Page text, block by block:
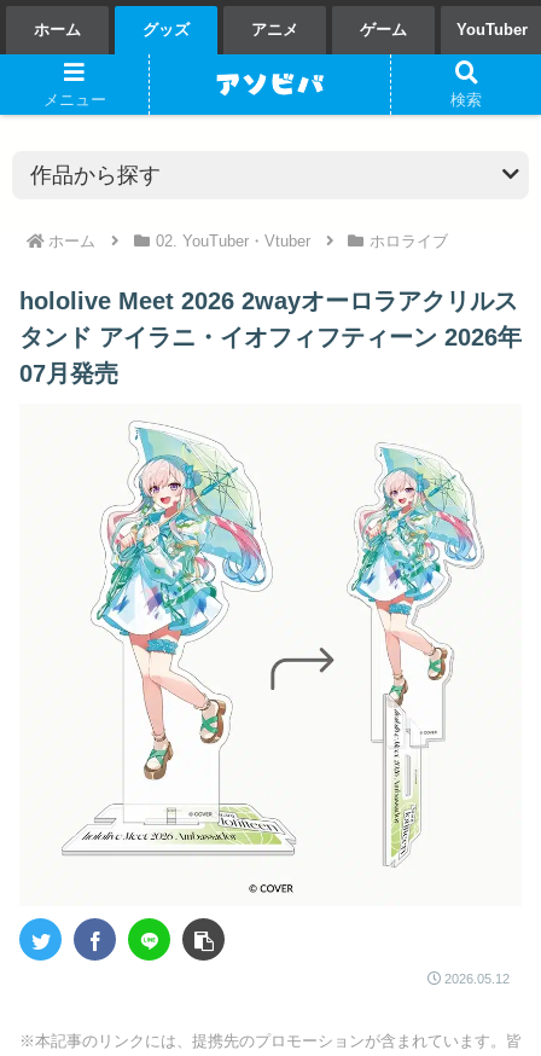
ホーム グッズ アニメ ゲーム YouTuber
ホーム 02. YouTuber・Vtuber ホロライブ
hololive Meet 2026 2wayオーロラアクリルス
タンド アイラニ・イオフィフティーン 2026年
07月発売
2026.05.12
※本記事のリンクには、提携先のプロモーションが含まれています。皆
メニュー 検索